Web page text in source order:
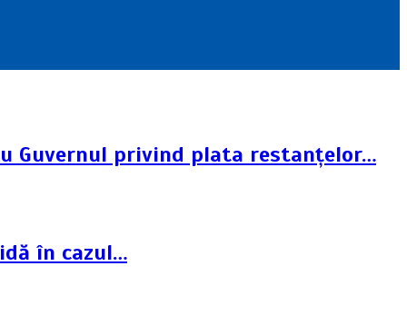
Guvernul privind plata restanțelor…
în cazul…